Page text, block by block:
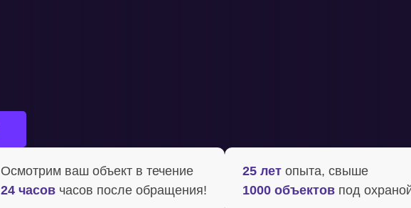
Осмотрим ваш объект в течение ‍
24 часов часов после обращения!
25 лет опыта, свыше
1000 объектов под